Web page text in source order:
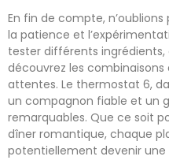
En fin de compte,
la patience et
tester différents
découvrez les
attentes. Le thermostat 6,
un compagnon fiable et un
remarquables. Que ce soit
dîner romantique, chaque
potentiellement devenir une